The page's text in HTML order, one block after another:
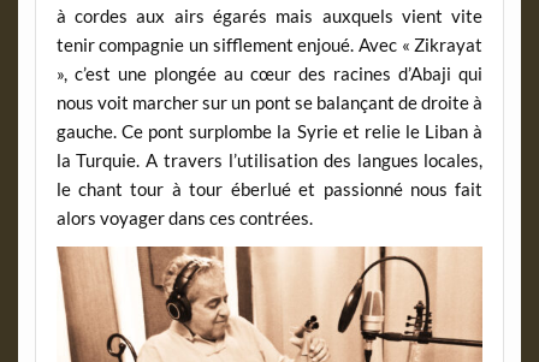
à cordes aux airs égarés mais auxquels vient vite
tenir compagnie un sifflement enjoué. Avec « Zikrayat
», c’est une plongée au cœur des racines d’Abaji qui
nous voit marcher sur un pont se balançant de droite à
gauche. Ce pont surplombe la Syrie et relie le Liban à
la Turquie. A travers l’utilisation des langues locales,
le chant tour à tour éberlué et passionné nous fait
alors voyager dans ces contrées.